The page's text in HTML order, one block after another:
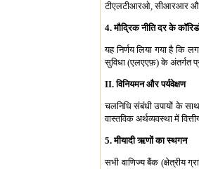
टीएलटीआरओ, सीआरआर और
4. मौद्रिक नीति दर के
यह निर्णय लिया गया है कि
सुविधा (एलएएफ़) के अंतर्गत
II. विनियमन और पर्यवेक्षण
चलनिधि संबंधी उपायों के
वास्तविक अर्थव्यवस्था में
5. मीयादी ऋणों का स्थगन
सभी वाणिज्य बैंक (क्षेत्रीय